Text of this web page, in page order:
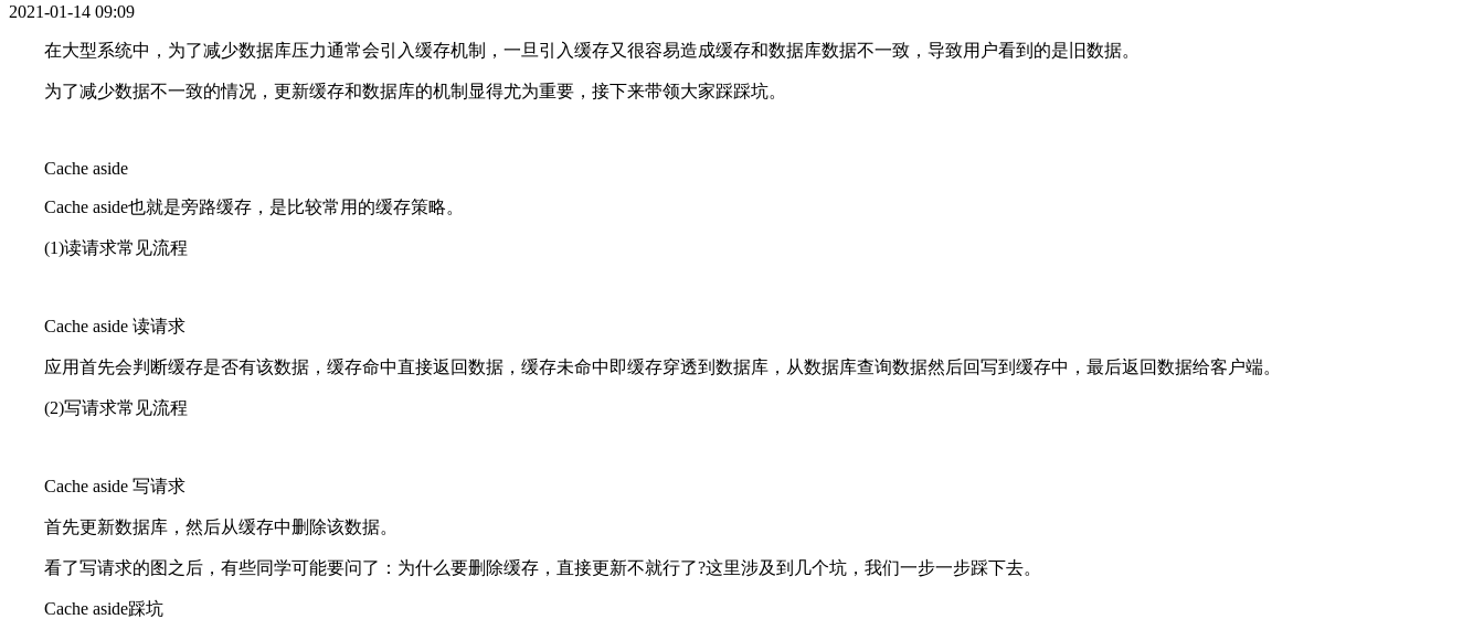
2021-01-14 09:09
在大型系统中，为了减少数据库压力通常会引入缓存机制，一旦引入缓存又很容易造成缓存和数据库数据不一致，导致用户看到的是旧数据。
为了减少数据不一致的情况，更新缓存和数据库的机制显得尤为重要，接下来带领大家踩踩坑。
Cache aside
Cache aside也就是旁路缓存，是比较常用的缓存策略。
(1)读请求常见流程
Cache aside 读请求
应用首先会判断缓存是否有该数据，缓存命中直接返回数据，缓存未命中即缓存穿透到数据库，从数据库查询数据然后回写到缓存中，最后返回数据给客户端。
(2)写请求常见流程
Cache aside 写请求
首先更新数据库，然后从缓存中删除该数据。
看了写请求的图之后，有些同学可能要问了：为什么要删除缓存，直接更新不就行了?这里涉及到几个坑，我们一步一步踩下去。
Cache aside踩坑